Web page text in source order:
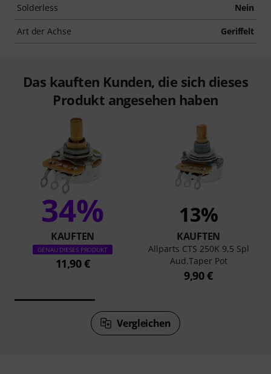
Solderless Nein
Art der Achse Geriffelt
Das kauften Kunden, die sich dieses
Produkt angesehen haben
34%
KAUFTEN
GENAU DIESES PRODUKT
11,90 €
13%
KAUFTEN
Allparts CTS 250K 9,5 Spl
Aud.Taper Pot
9,90 €
Vergleichen